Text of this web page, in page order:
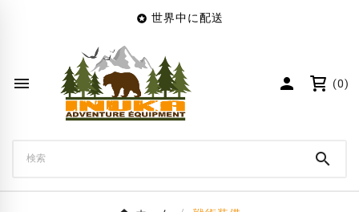
 世界中に配送
  (0)

Wishlist name